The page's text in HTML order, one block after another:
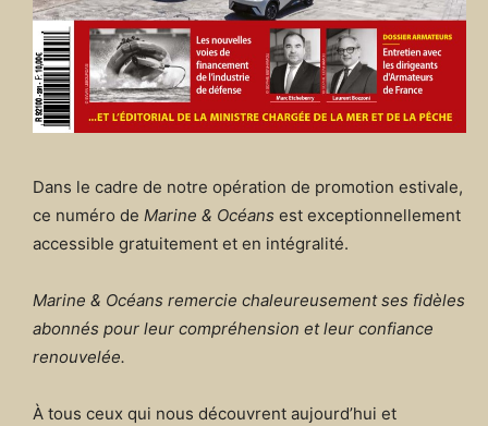
Dans le cadre de notre opération de promotion estivale,
ce numéro de Marine & Océans est exceptionnellement
accessible gratuitement et en intégralité.
Marine & Océans remercie chaleureusement ses fidèles
abonnés pour leur compréhension et leur confiance
renouvelée.
À tous ceux qui nous découvrent aujourd’hui et